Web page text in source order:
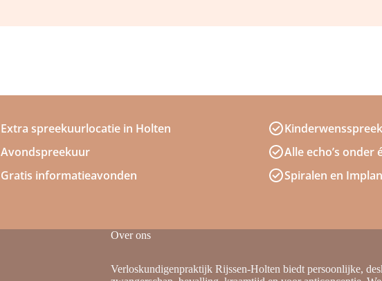
Extra spreekuurlocatie in Holten
Avondspreekuur
Gratis informatieavonden
Alle echo’s onder
Spiralen en
Over ons
Verloskundigenpraktijk Rijssen-Holten biedt persoonlijke,